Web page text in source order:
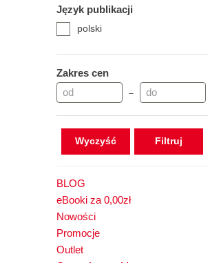
Język publikacji
polski
Zakres cen
–
Wyczyść
BLOG
eBooki za 0,00zł
Nowości
Promocje
Outlet